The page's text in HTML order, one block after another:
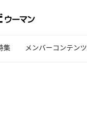
集 メンバーコンテンツ